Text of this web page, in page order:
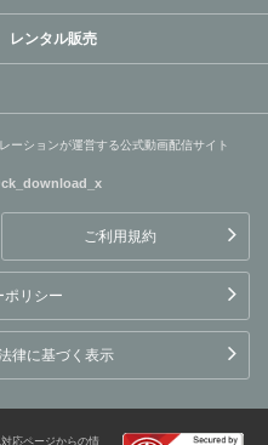
レンタル販売
ーションが運営する公式動画配信サイト
ご利用規約
ポリシー
律に基づく表示
応ページからの情